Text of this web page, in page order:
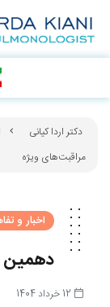
دکتر اردا کیانی
مراقبت‌های ویژه
اخبار و
دهمین
12 خرداد 1404